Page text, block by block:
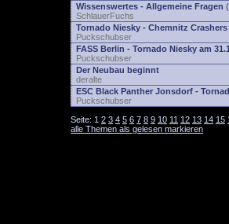
Wissenswertes - Allgemeine Fragen (
SchlauerFuchs
Tornado Niesky - Chemnitz Crashers
Puckschubser
FASS Berlin - Tornado Niesky am
Puckschubser
Der Neubau beginnt
deralte
ESC Black Panther Jonsdorf -
Puckschubser
Seite: 1 2 3 4 5 6 7 8 9 10 11 12 13 14 15
alle Themen als gelesen markieren